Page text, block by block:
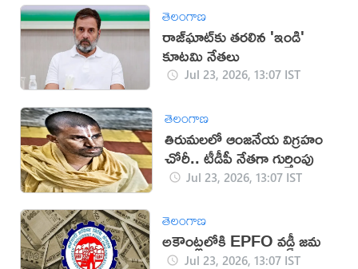
తెలంగాణ
రాజ్‌ఘాట్‌కు తరలిన 'ఇండి'
కూటమి నేతలు
Jul 23, 2026, 13:07 IST
తెలంగాణ
తిరుమలలో ఆంజనేయ విగ్రహం
చోరీ.. టీడీపీ నేతగా గుర్తింపు
Jul 23, 2026, 13:07 IST
తెలంగాణ
అకౌంట్లలోకి EPFO వడ్డీ జమ
Jul 23, 2026, 13:07 IST